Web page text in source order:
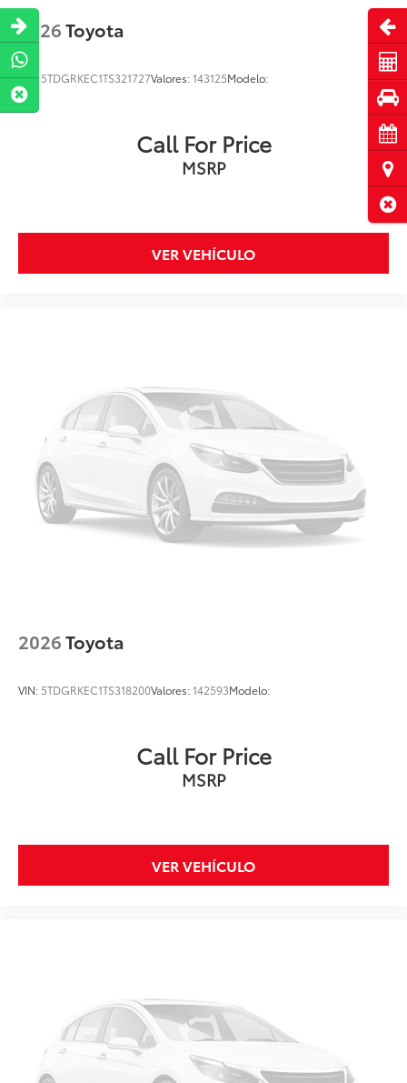
2026Toyota
VIN:5TDGRKEC1TS321727Valores:143125Modelo:
Call For Price
MSRP
VER VEHÍCULO
2026Toyota
VIN: 5TDGRKEC1TS318200Valores:142593Modelo:
Call For Price
MSRP
VER VEHÍCULO